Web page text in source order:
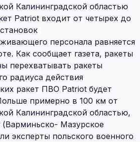
Калининградской областью
Patriot входит от четырех до
персонала равняется
Как сообщает газета, ракеты
перехватывать ракеты
радиуса действия
ракет ПВО Patriot будет
примерно в 100 км от
Калининградской областью,
Мазурское
эксперты польского военного